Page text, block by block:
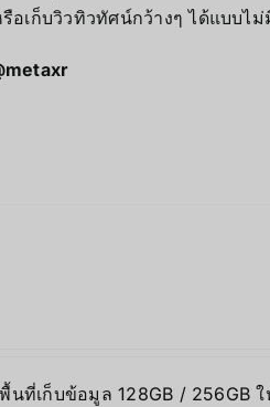
อเก็บวิวทิวทัศน์กว้างๆ ได้แบบไ
นที่เก็บข้อมูล 128GB / 256GB